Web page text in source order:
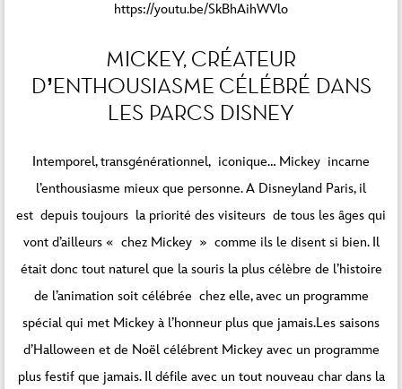
https://youtu.be/SkBhAihWVlo
MICKEY, CRÉATEUR
D’ENTHOUSIASME CÉLÉBRÉ DANS
LES PARCS DISNEY
Intemporel, transgénérationnel, iconique… Mickey incarne
l’enthousiasme mieux que personne. A Disneyland Paris, il
est depuis toujours la priorité des visiteurs de tous les âges qui
vont d’ailleurs « chez Mickey » comme ils le disent si bien. Il
était donc tout naturel que la souris la plus célèbre de l’histoire
de l’animation soit célébrée chez elle, avec un programme
spécial qui met Mickey à l’honneur plus que jamais.Les saisons
d’Halloween et de Noël célébrent Mickey avec un programme
plus festif que jamais. Il défile avec un tout nouveau char dans la